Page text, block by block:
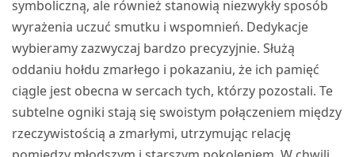
symboliczną, ale również stanowią niezwykły sposób
wyrażenia uczuć smutku i wspomnień. Dedykacje
wybieramy zazwyczaj bardzo precyzyjnie. Służą
oddaniu hołdu zmarłego i pokazaniu, że ich pamięć
ciągle jest obecna w sercach tych, którzy pozostali. Te
subtelne ogniki stają się swoistym połączeniem między
rzeczywistością a zmarłymi, utrzymując relację